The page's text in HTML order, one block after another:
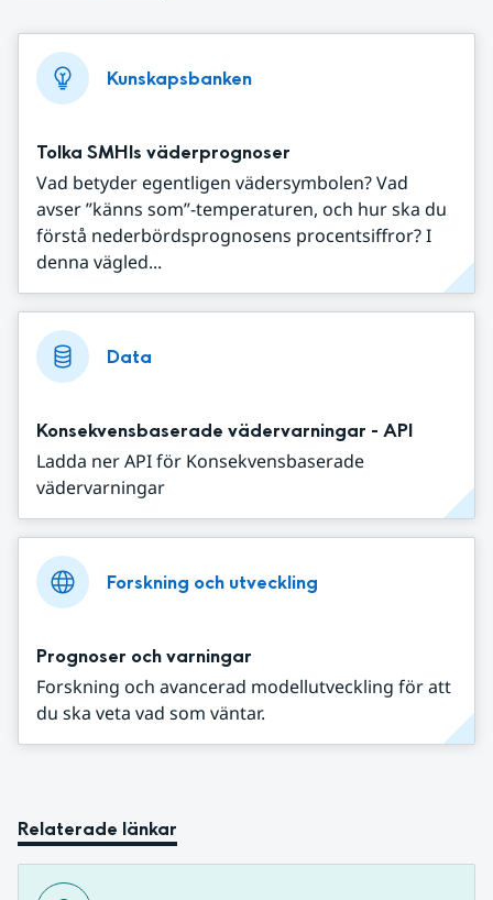
Kunskapsbanken
Tolka SMHIs väderprognoser
Vad betyder egentligen vädersymbolen? Vad
avser ”känns som”-temperaturen, och hur ska du
förstå nederbördsprognosens procentsiffror? I
denna vägled...
Data
Konsekvensbaserade vädervarningar - API
Ladda ner API för Konsekvensbaserade
vädervarningar
Forskning och utveckling
Prognoser och varningar
Forskning och avancerad modellutveckling för att
du ska veta vad som väntar.
Relaterade länkar